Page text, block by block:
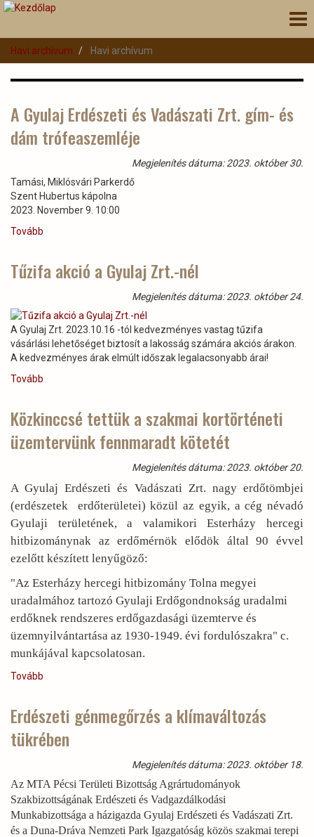
Ugrás
Havi archívum
Havi archívum
A Gyulaj Erdészeti és Vadászati Zrt. gím- és
dám trófeaszemléje
Megjelenítés dátuma: 2023. október 30.
Tamási, Miklósvári Parkerdő
Szent Hubertus kápolna
2023. November 9. 10:00
Tovább
és
gím-
és
dám
trófeaszemléje)
Tűzifa akció a Gyulaj Zrt.-nél
Megjelenítés dátuma: 2023. október 24.
A Gyulaj Zrt. 2023.10.16 -tól kedvezményes vastag tűzifa
vásárlási lehetőséget biztosít a lakosság számára akciós árakon.
A kedvezményes árak elmúlt időszak legalacsonyabb árai!
Tovább
Gyulaj
Zrt.-
nél)
Közkinccsé tettük a szakmai kortörténeti
üzemtervünk fennmaradt kötetét
Megjelenítés dátuma: 2023. október 20.
A Gyulaj Erdészeti és Vadászati Zrt. nagy erdőtömbjei
(erdészetek erdőterületei) közül az egyik, a cég névadó
Gyulaji területének, a valamikori Esterházy hercegi
hitbizománynak az erdőmérnök elődök által 90 évvel
ezelőtt készített lenyűgöző:
"Az Esterházy hercegi hitbizomány Tolna megyei
uradalmához tartozó Gyulaji Erdőgondnokság uradalmi
erdőknek rendszeres erdőgazdasági üzemterve és
üzemnyilvántartása az 1930-1949. évi fordulószakra" c.
munkájával kapcsolatosan.
Tovább
szakmai
kortörténeti
üzemtervünk
)
Erdészeti génmegőrzés a klímaváltozás
tükrében
Megjelenítés dátuma: 2023. október 18.
Az MTA Pécsi Területi Bizottság Agrártudományok
Szakbizottságának Erdészeti és Vadgazdálkodási
Munkabizottsága a házigazda Gyulaj Erdészeti és Vadászati Zrt.
és a Duna-Dráva Nemzeti Park Igazgatóság közös szakmai terepi